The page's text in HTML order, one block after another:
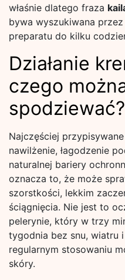
właśnie dlatego fraza
bywa wyszukiwana
preparatu do kilku
Działanie
czego
spodziewać?
Najczęściej
nawilżenie, łagodzenie
naturalnej bariery
oznacza to, że może
szorstkości, lekkim
ściągnięcia. Nie jest to
pelerynie, który w trzy
tygodnia bez snu, wiatru
regularnym stosowaniu
skóry.